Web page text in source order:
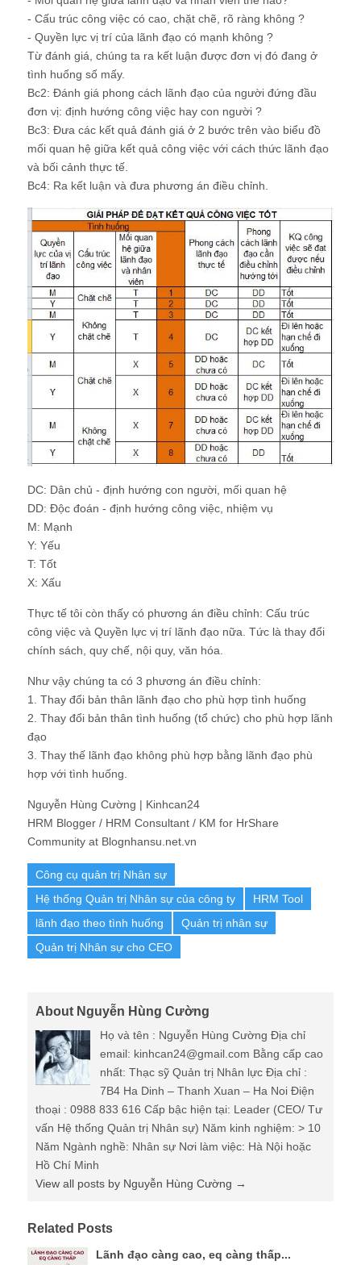
- Cấu trúc công việc có cao, chặt chẽ, rõ ràng không ?
- Quyền lực vị trí của lãnh đạo có mạnh không ?
Từ đánh giá, chúng ta ra kết luận được đơn vị đó đang ở
tình huống số mấy.
Bc2: Đánh giá phong cách lãnh đạo của người đứng đầu
đơn vị: định hướng công việc hay con người ?
Bc3: Đưa các kết quả đánh giá ở 2 bước trên vào biểu đồ
mối quan hệ giữa kết quả công việc với cách thức lãnh đạo
và bối cảnh thực tế.
Bc4: Ra kết luận và đưa phương án điều chỉnh.
DC: Dân chủ - định hướng con người, mối quan hệ
DD: Độc đoán - định hướng công việc, nhiệm vụ
M: Mạnh
Y: Yếu
T: Tốt
X: Xấu
Thực tế tôi còn thấy có phương án điều chỉnh: Cấu trúc
công việc và Quyền lực vị trí lãnh đạo nữa. Tức là thay đổi
chính sách, quy chế, nội quy, văn hóa.
Như vậy chúng ta có 3 phương án điều chỉnh:
1. Thay đổi bản thân lãnh đạo cho phù hợp tình huống
2. Thay đổi bản thân tình huống (tổ chức) cho phù hợp lãnh
đạo
3. Thay thế lãnh đạo không phù hợp bằng lãnh đạo phù
hợp với tình huống.
Nguyễn Hùng Cường | Kinhcan24
HRM Blogger / HRM Consultant / KM for HrShare
Community at Blognhansu.net.vn
Công cụ quản trị Nhân sự
Hệ thống Quản trị Nhân sự của công ty
HRM Tool
lãnh đạo theo tình huống
Quản trị nhân sự
Quản trị Nhân sự cho CEO
About Nguyễn Hùng Cường
Họ và tên : Nguyễn Hùng Cường Địa chỉ
email: kinhcan24@gmail.com Bằng cấp cao
nhất: Thạc sỹ Quản trị Nhân lực Địa chỉ :
7B4 Ha Dinh – Thanh Xuan – Ha Noi Điện
thoại : 0988 833 616 Cấp bậc hiện tại: Leader (CEO/ Tư
vấn Hệ thống Quản trị Nhân sự) Năm kinh nghiệm: > 10
Năm Ngành nghề: Nhân sự Nơi làm việc: Hà Nội hoặc
Hồ Chí Minh
View all posts by Nguyễn Hùng Cường →
Related Posts
Lãnh đạo càng cao, eq càng thấp...